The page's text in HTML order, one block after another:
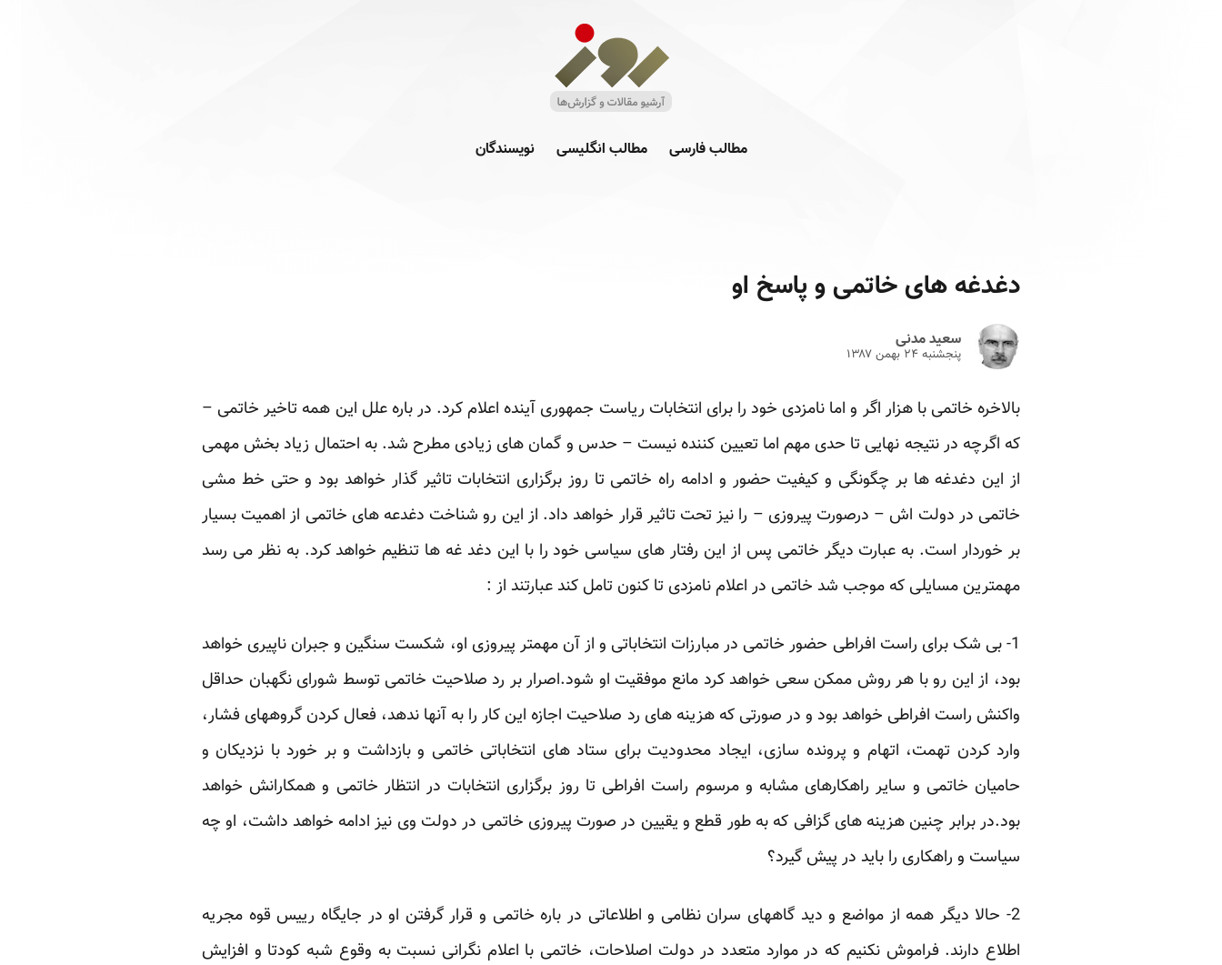
مطالب فارسی مطالب انگلیسی نویسندگان
دغدغه های خاتمی و پاسخ او‏
سعید مدنی
پنجشنبه ۲۴ بهمن ۱۳۸۷
بالاخره خاتمی با هزار اگر و اما نامزدی خود را برای انتخابات ریاست جمهوری آینده اعلام کرد. در باره علل ‏این همه تاخیر خاتمی –
که اگرچه در نتیجه نهایی تا حدی مهم اما تعیین کننده نیست – حدس و گمان های زیادی ‏مطرح شد. به احتمال زیاد بخش مهمی
از این دغدغه ها بر چگونگی و کیفیت حضور و ادامه راه خاتمی تا روز ‏برگزاری انتخابات تاثیر گذار خواهد بود و حتی خط مشی
خاتمی در دولت اش – درصورت پیروزی – را نیز ‏تحت تاثیر قرار خواهد داد. از این رو شناخت دغدعه های خاتمی از اهمیت بسیار
بر خوردار است. به عبارت ‏دیگر خاتمی پس از این رفتار های سیاسی خود را با این دغد غه ها تنظیم خواهد کرد. به نظر می رسد
مهمترین ‏مسایلی که موجب شد خاتمی در اعلام نامزدی تا کنون تامل کند عبارتند از :‏
‏1- بی شک برای راست افراطی حضور خاتمی در مبارزات انتخاباتی و از آن مهمتر پیروزی او، شکست سنگین ‏و جبران ناپیری خواهد
بود، از این رو با هر روش ممکن سعی خواهد کرد مانع موفقیت او شود.اصرار بر رد ‏صلاحیت خاتمی توسط شورای نگهبان حداقل
واکنش راست افراطی خواهد بود و در صورتی که هزینه های رد ‏صلاحیت اجازه این کار را به آنها ندهد، فعال کردن گروههای فشار،
وارد کردن تهمت، اتهام و پرونده سازی، ‏ایجاد محدودیت برای ستاد های انتخاباتی خاتمی و بازداشت و بر خورد با نزدیکان و
حامیان خاتمی و سایر ‏راهکارهای مشابه و مرسوم راست افراطی تا روز برگزاری انتخابات در انتظار خاتمی و همکارانش خواهد
‏بود.در برابر چنین هزینه های گزافی که به طور قطع و یقیین در صورت پیروزی خاتمی در دولت وی نیز ادامه ‏خواهد داشت، او چه
سیاست و راهکاری را باید در پیش گیرد؟‏
‏2- حالا دیگر همه از مواضع و دید گاههای سران نظامی و اطلاعاتی در باره خاتمی و قرار گرفتن او در جایگاه ‏رییس قوه مجریه
اطلاع دارند. فراموش نکنیم که در موارد متعدد در دولت اصلاحات، خاتمی با اعلام نگرانی ‏نسبت به وقوع شبه کودتا و افزایش